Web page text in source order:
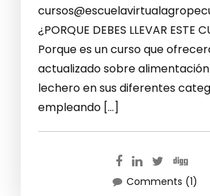
¿PORQUE DEBES LLEVAR ESTE
Porque es un curso que
actualizado sobre
lechero en sus diferentes
empleando […]
Comments (1)